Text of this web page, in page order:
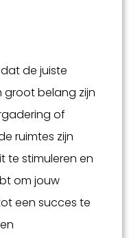
de juiste
belang zijn
of
ruimtes zijn
te stimuleren en
om jouw
een succes te